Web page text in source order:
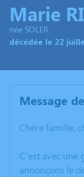
Marie
née SOLER
décédée le 22
Message
Chère famille,
C’est avec
annonçons le